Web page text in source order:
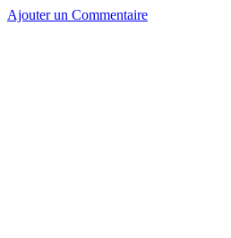
Ajouter un Commentaire